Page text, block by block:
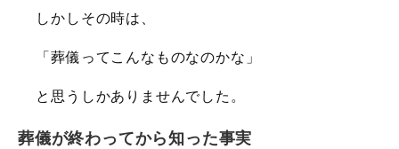
しかしその時は、
「葬儀ってこんなものなのかな」
と思うしかありませんでした。
葬儀が終わってから知った事実